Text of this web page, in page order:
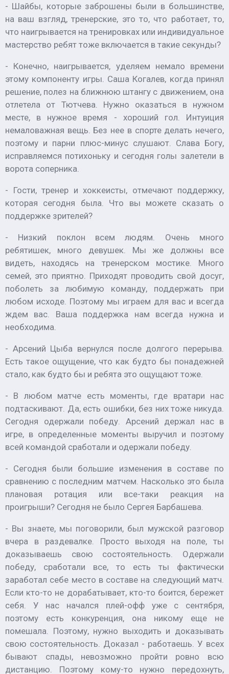
- Шайбы, которые заброшены были в большинстве,
на ваш взгляд, тренерские, это то, что работает, то,
что наигрывается на тренировках или индивидуальное
мастерство ребят тоже включается в такие секунды?
- Конечно, наигрывается, уделяем немало времени
этому компоненту игры. Саша Когалев, когда принял
решение, полез на ближнюю штангу с движением, она
отлетела от Тютчева. Нужно оказаться в нужном
месте, в нужное время - хороший гол. Интуиция
немаловажная вещь. Без нее в спорте делать нечего,
поэтому и парни плюс-минус слушают. Слава Богу,
исправляемся потихоньку и сегодня голы залетели в
ворота соперника.
- Гости, тренер и хоккеисты, отмечают поддержку,
которая сегодня была. Что вы можете сказать о
поддержке зрителей?
- Низкий поклон всем людям. Очень много
ребятишек, много девушек. Мы же должны все
видеть, находясь на тренерском мостике. Много
семей, это приятно. Приходят проводить свой досуг,
поболеть за любимую команду, поддержать при
любом исходе. Поэтому мы играем для вас и всегда
ждем вас. Ваша поддержка нам всегда нужна и
необходима.
- Арсений Цыба вернулся после долгого перерыва.
Есть такое ощущение, что как будто бы понадежней
стало, как будто бы и ребята это ощущают тоже.
- В любом матче есть моменты, где вратари нас
подтаскивают. Да, есть ошибки, без них тоже никуда.
Сегодня одержали победу. Арсений держал нас в
игре, в определенные моменты выручил и поэтому
всей командой сработали и одержали победу.
- Сегодня были большие изменения в составе по
сравнению с последним матчем. Насколько это была
плановая ротация или все-таки реакция на
проигрыши? Сегодня не было Сергея Барбашева.
- Вы знаете, мы поговорили, был мужской разговор
вчера в раздевалке. Просто выходя на поле, ты
доказываешь свою состоятельность. Одержали
победу, сработали все, то есть ты фактически
заработал себе место в составе на следующий матч.
Если кто-то не дорабатывает, кто-то боится, бережет
себя. У нас начался плей-офф уже с сентября,
поэтому есть конкуренция, она никому еще не
помешала. Поэтому, нужно выходить и доказывать
свою состоятельность. Доказал - работаешь. У всех
бывают спады, невозможно пройти ровно всю
дистанцию. Поэтому кому-то нужно передохнуть,